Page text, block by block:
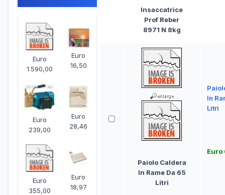
Euro
1.590,00
Euro
16,50
Euro
239,00
Euro
28,46
Euro
355,00
Euro
18,97
Insaccatrice
Prof Reber
8971 N 8kg
Paiolo Caldera
In Rame Da 65
Litri
In
Litri
Euro